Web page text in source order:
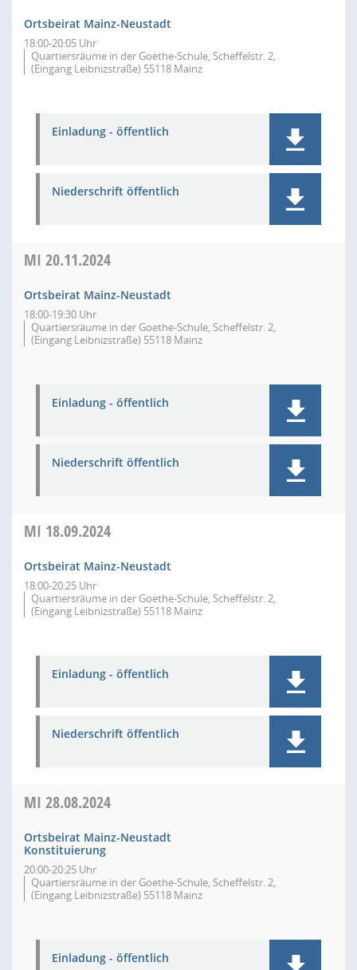
Ortsbeirat Mainz-Neustadt
18:00-20:05 Uhr
Quartiersräume in der Goethe-Schule, Scheffelstr. 2,
(Eingang Leibnizstraße) 55118 Mainz
Einladung - öffentlich
Niederschrift öffentlich
MI 20.11.2024
Ortsbeirat Mainz-Neustadt
18:00-19:30 Uhr
Quartiersräume in der Goethe-Schule, Scheffelstr. 2,
(Eingang Leibnizstraße) 55118 Mainz
Einladung - öffentlich
Niederschrift öffentlich
MI 18.09.2024
Ortsbeirat Mainz-Neustadt
18:00-20:25 Uhr
Quartiersräume in der Goethe-Schule, Scheffelstr. 2,
(Eingang Leibnizstraße) 55118 Mainz
Einladung - öffentlich
Niederschrift öffentlich
MI 28.08.2024
Ortsbeirat Mainz-Neustadt
Konstituierung
20:00-20:25 Uhr
Quartiersräume in der Goethe-Schule, Scheffelstr. 2,
(Eingang Leibnizstraße) 55118 Mainz
Einladung - öffentlich